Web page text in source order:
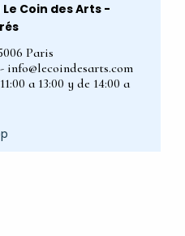
Le Coin des Arts -
Paris
- info@lecoindesarts.com
a 13:00 y de 14:00 a